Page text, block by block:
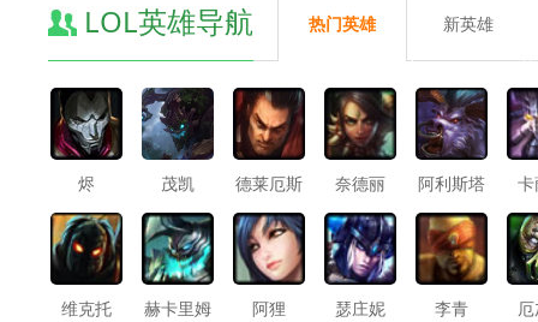
LOL英雄导航 热门英雄 新英雄
烬 茂凯 德莱厄斯 奈德丽 阿利斯塔
维克托 赫卡里姆 阿狸 瑟庄妮 李青